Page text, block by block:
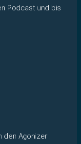
Podcast und bis
den Agonizer